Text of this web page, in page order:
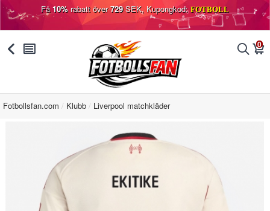
Få10%rabatt över729SEK, Kupongkod: FOTBOLL
󰅯 󰂩 󰂨 0
󰃦
Fotbollsfan.com Klubb Liverpool matchkläder